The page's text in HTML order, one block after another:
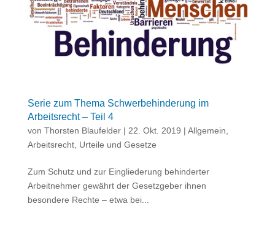
Serie zum Thema Schwerbehinderung im
Arbeitsrecht – Teil 4
von Thorsten Blaufelder| 22. Okt. 2019 | Allgemein
Arbeitsrecht, Urteile und Gesetze
Zum Schutz und zur Eingliederung behinderter
Arbeitnehmer gewährt der Gesetzgeber ihnen
besondere Rechte – etwa bei...